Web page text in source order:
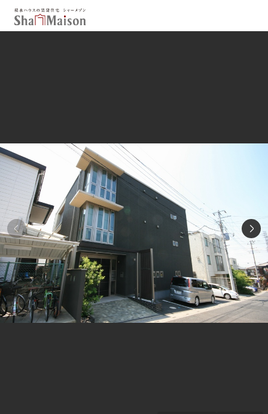
関西
九州
市区郡・路線・駅から探す
通勤・通学時間から探す
地図から探す
人気のカテゴリから探す